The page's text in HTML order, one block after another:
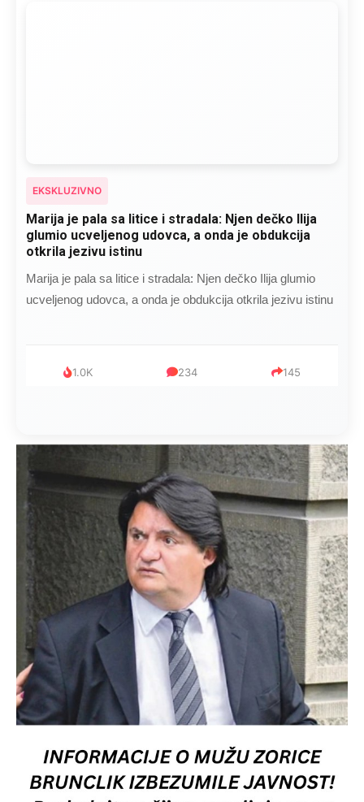
EKSKLUZIVNO
Marija je pala sa litice i stradala: Njen dečko Ilija
glumio ucveljenog udovca, a onda je obdukcija
otkrila jezivu istinu
Marija je pala sa litice i stradala: Njen dečko Ilija glumio
ucveljenog udovca, a onda je obdukcija otkrila jezivu istinu
1.0K 234 145